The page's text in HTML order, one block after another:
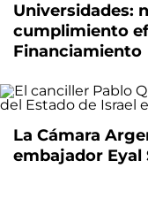
Universidades:
cumplimiento
Financiamiento
La Cámara
embajador Eyal